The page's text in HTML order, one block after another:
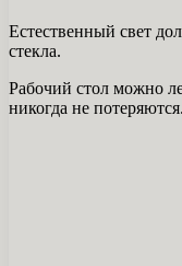
Естественный свет
стекла.
Рабочий стол можно
никогда не потеряются.